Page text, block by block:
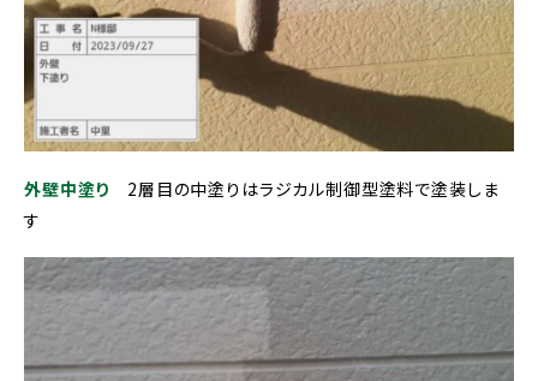
外壁中塗り 2層目の中塗りはラジカル制御型塗料で塗装しま
す